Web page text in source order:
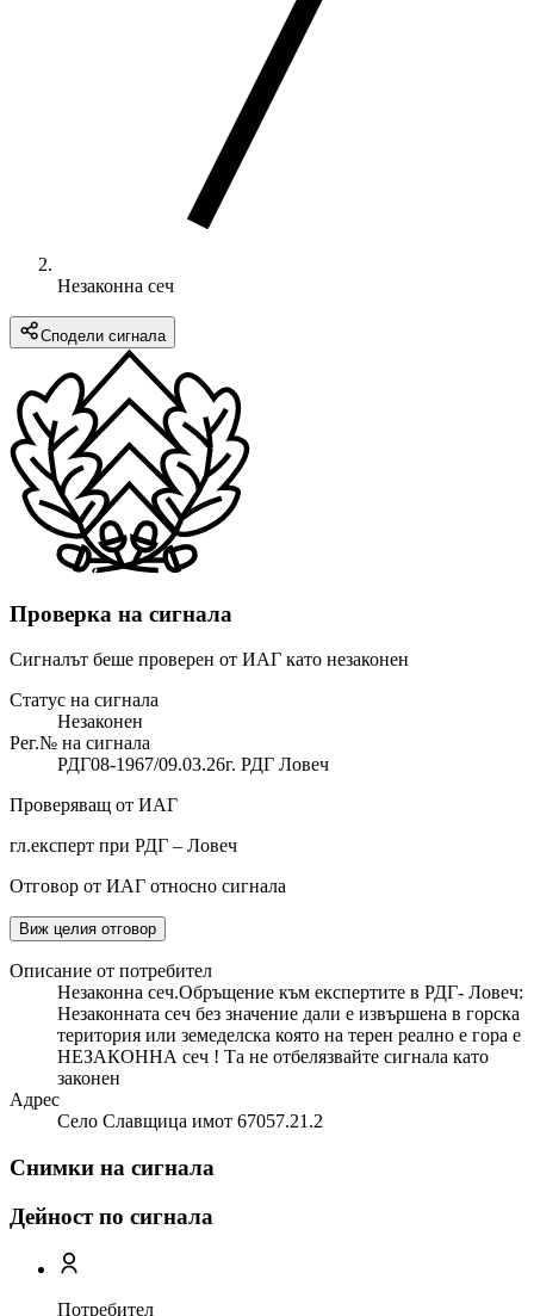
Незаконна сеч
Сподели сигнала
Проверка на сигнала
Сигналът беше проверен от ИАГ като незаконен
Статус на сигнала
Незаконен
Рег.№ на сигнала
РДГ08-1967/09.03.26г. РДГ Ловеч
Проверяващ от ИАГ
гл.експерт при РДГ – Ловеч
Отговор от ИАГ относно сигнала
Виж целия отговор
Описание от потребител
Незаконна сеч.Обръщение към експертите в РДГ- Ловеч:
Незаконната сеч без значение дали е извършена в горска
територия или земеделска която на терен реално е гора е
НЕЗАКОННА сеч ! Та не отбелязвайте сигнала като
законен
Адрес
Село Славщица имот 67057.21.2
Снимки на сигнала
Дейност по сигнала
Потребител